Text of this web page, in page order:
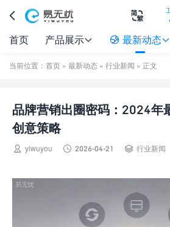
 
首页 产品展示  最新动态
当前位置： 首页 » 最新动态 » 行业新闻 » 正文
品牌营销出圈密码：2024年
创意策略
 yiwuyou  2026-04-21  行业新闻